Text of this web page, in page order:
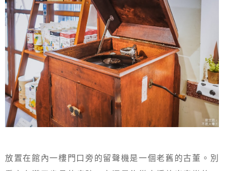
放置在館內一樓門口旁的留聲機是一個老舊的古董。別